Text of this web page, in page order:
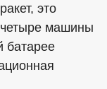
это
машины
батарее